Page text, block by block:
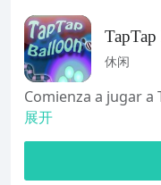
休闲
Comienza a jugar a
展开